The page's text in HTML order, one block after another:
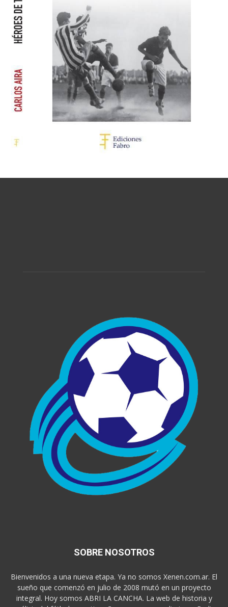
SOBRE NOSOTROS
Bienvenidos a una nueva etapa. Ya no somos Xenen.com.ar. El
sueño que comenzó en julio de 2008 mutó en un proyecto
integral. Hoy somos ABRI LA CANCHA. La web de historia y